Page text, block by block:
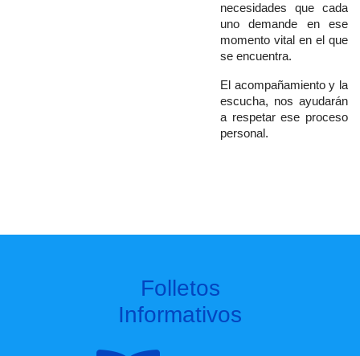
necesidades que cada
uno demande en ese
momento vital en el que
se encuentra.
El acompañamiento y la
escucha, nos ayudarán
a respetar ese proceso
personal.
Folletos
Informativos